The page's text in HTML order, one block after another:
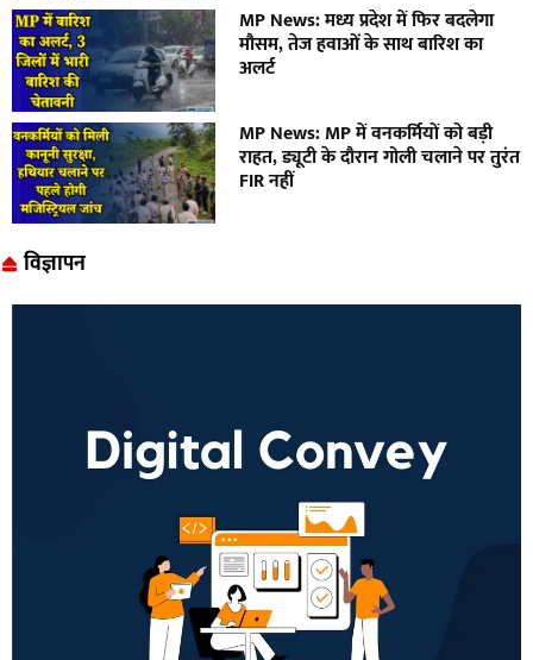
MP News: मध्य प्रदेश में फिर बदलेगा
मौसम, तेज हवाओं के साथ बारिश का
अलर्ट
MP News: MP में वनकर्मियों को बड़ी
राहत, ड्यूटी के दौरान गोली चलाने पर तुरंत
FIR नहीं
विज्ञापन